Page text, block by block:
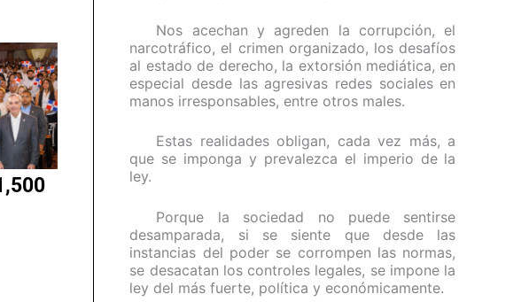
Nos acechan y agreden la corrupción, el
narcotráfico, el crimen organizado, los desafíos
al estado de derecho, la extorsión mediática, en
especial desde las agresivas redes sociales en
manos irresponsables, entre otros males.
Estas realidades obligan, cada vez más, a
que se imponga y prevalezca el imperio de la
ley.
Porque la sociedad no puede sentirse
desamparada, si se siente que desde las
instancias del poder se corrompen las normas,
se desacatan los controles legales, se impone la
ley del más fuerte, política y económicamente.